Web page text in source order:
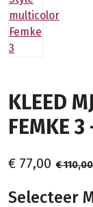
KLEED
FEMKE
€ 77,00 € 110,00
Selecteer